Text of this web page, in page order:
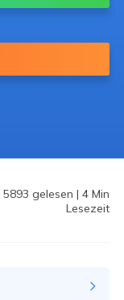
5893 gelesen |4 Min
Lesezeit